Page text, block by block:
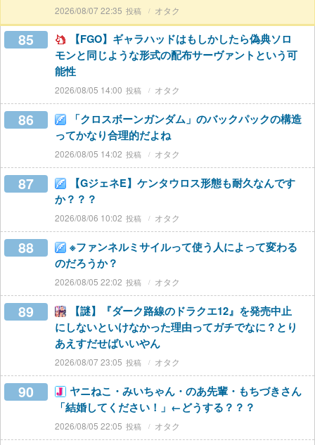
2026/08/07 22:35 オタク
85
【FGO】ギャラハッドはもしかしたら偽典ソロ
モンと同じような形式の配布サーヴァントという可
能性
2026/08/05 14:00 オタク
86
「クロスボーンガンダム」のバックパックの構造
ってかなり合理的だよね
2026/08/05 14:02 オタク
87
【GジェネE】ケンタウロス形態も耐久なんです
か？？？
2026/08/06 10:02 オタク
88
※ファンネルミサイルって使う人によって変わる
のだろうか？
2026/08/05 22:02 オタク
89
【謎】『ダーク路線のドラクエ12』を発売中止
にしないといけなかった理由ってガチでなに？とり
あえすだせばいいやん
2026/08/07 23:05 オタク
90
ヤニねこ・みいちゃん・のあ先輩・もちづきさん
「結婚してください！」←どうする？？？
2026/08/05 22:05 オタク